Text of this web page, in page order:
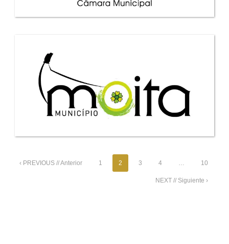
‹ PREVIOUS // Anterior 1 2 3 4 … 10
NEXT // Siguiente ›